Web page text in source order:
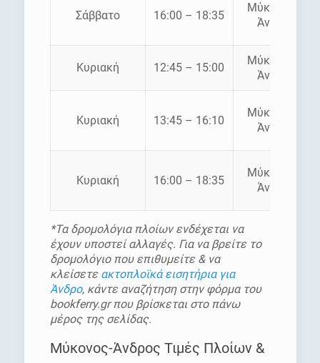
Σάββατο 16:00 – 18:35
Μύκονος –
Άνδρος
Κυριακή 12:45 – 15:00
Μύκονος –
Άνδρος
Κυριακή 13:45 – 16:10
Μύκονος –
Άνδρος
Κυριακή 16:00 – 18:35
Μύκονος –
Άνδρος
*Τα δρομολόγια πλοίων ενδέχεται να
έχουν υποστεί αλλαγές. Για να βρείτε το
δρομολόγιο που επιθυμείτε & να
κλείσετε ακτοπλοϊκά εισητήρια για
Άνδρο, κάντε αναζήτηση στην φόρμα του
bookferry.gr που βρίσκεται στο πάνω
μέρος της σελίδας.
Μύκονος-Άνδρος Τιμές Πλοίων &